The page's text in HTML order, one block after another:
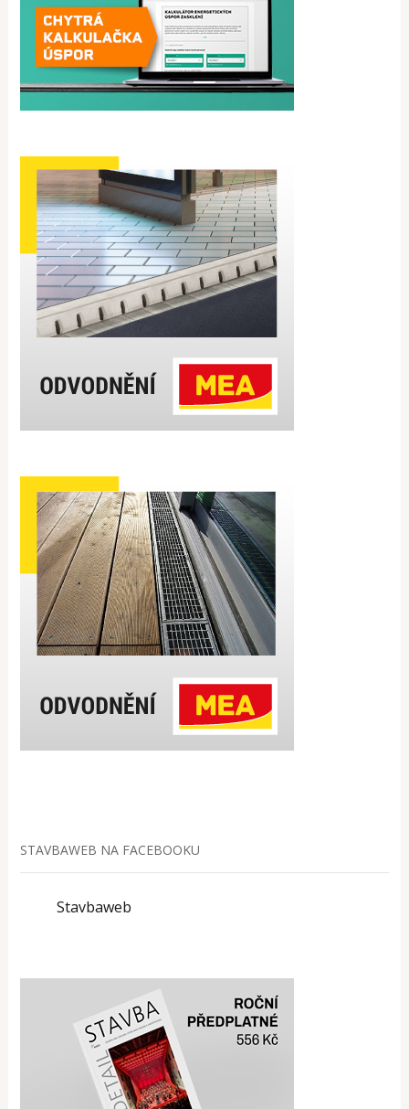
STAVBAWEB NA FACEBOOKU
Stavbaweb